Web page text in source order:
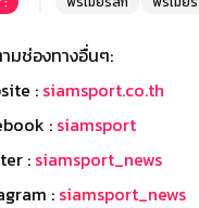
มช่องทางอื่นๆ:
: siamsport.co.th
: siamsport
: siamsport_news
: siamsport_news